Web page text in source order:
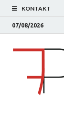
KONTAKT
07/08/2026